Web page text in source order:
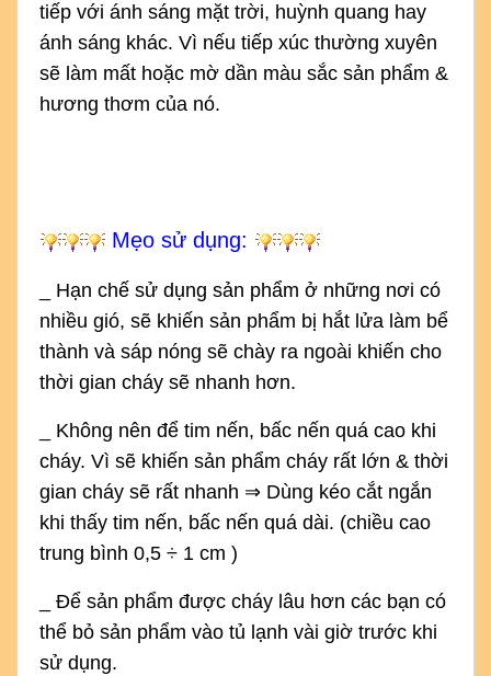
tiếp với ánh sáng mặt trời, huỳnh quang hay
ánh sáng khác. Vì nếu tiếp xúc thường xuyên
sẽ làm mất hoặc mờ dần màu sắc sản phẩm &
hương thơm của nó.
Mẹo sử dụng:
_ Hạn chế sử dụng sản phẩm ở những nơi có
nhiều gió, sẽ khiến sản phẩm bị hắt lửa làm bể
thành và sáp nóng sẽ chày ra ngoài khiến cho
thời gian cháy sẽ nhanh hơn.
_ Không nên để tim nến, bấc nến quá cao khi
cháy. Vì sẽ khiến sản phẩm cháy rất lớn & thời
gian cháy sẽ rất nhanh ⇒ Dùng kéo cắt ngắn
khi thấy tim nến, bấc nến quá dài. (chiều cao
trung bình 0,5 ÷ 1 cm )
_ Để sản phẩm được cháy lâu hơn các bạn có
thể bỏ sản phẩm vào tủ lạnh vài giờ trước khi
sử dụng.